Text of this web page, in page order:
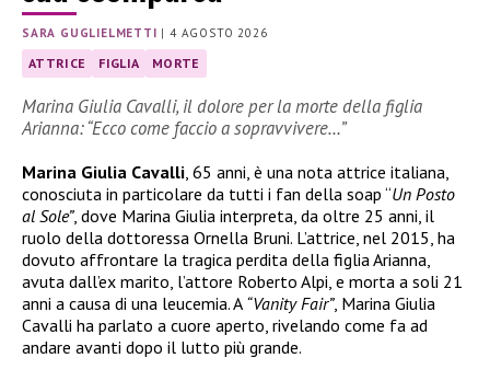
SARA GUGLIELMETTI |4 AGOSTO 2026
ATTRICE FIGLIA MORTE
Marina Giulia Cavalli, il dolore per la morte della figlia
Arianna: “Ecco come faccio a sopravvivere…”
Marina Giulia Cavalli, 65 anni, è una nota attrice italiana,
conosciuta in particolare da tutti i fan della soap “Un Posto
al Sole”, dove Marina Giulia interpreta, da oltre 25 anni, il
ruolo della dottoressa Ornella Bruni. L’attrice, nel 2015, ha
dovuto affrontare la tragica perdita della figlia Arianna,
avuta dall’ex marito, l’attore Roberto Alpi, e morta a soli 21
anni a causa di una leucemia. A “Vanity Fair”, Marina Giulia
Cavalli ha parlato a cuore aperto, rivelando come fa ad
andare avanti dopo il lutto più grande.